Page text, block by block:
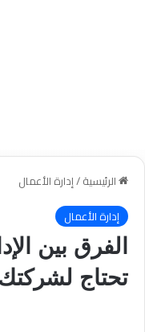
الرئيسية/إدارة الأعمال
إدارة الأعمال
الفرق بين
تحتاج